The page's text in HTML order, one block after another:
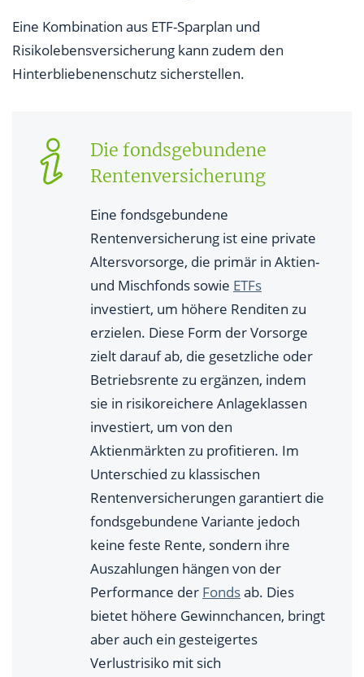
Eine Kombination aus ETF-Sparplan und
Risikolebensversicherung kann zudem den
Hinterbliebenenschutz sicherstellen.
Die fondsgebundene
Rentenversicherung
Eine fondsgebundene
Rentenversicherung ist eine private
Altersvorsorge, die primär in Aktien-
und Mischfonds sowie ETFs
investiert, um höhere Renditen zu
erzielen. Diese Form der Vorsorge
zielt darauf ab, die gesetzliche oder
Betriebsrente zu ergänzen, indem
sie in risikoreichere Anlageklassen
investiert, um von den
Aktienmärkten zu profitieren. Im
Unterschied zu klassischen
Rentenversicherungen garantiert die
fondsgebundene Variante jedoch
keine feste Rente, sondern ihre
Auszahlungen hängen von der
Performance der Fondsab. Dies
bietet höhere Gewinnchancen, bringt
aber auch ein gesteigertes
Verlustrisiko mit sich